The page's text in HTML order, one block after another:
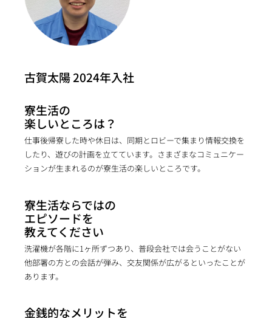
古賀太陽2024年入社
寮生活の
楽しいところは？
仕事後帰寮した時や休日は、同期とロビーで集まり情報交換を
したり、遊びの計画を立てています。さまざまなコミュニケー
ションが生まれるのが寮生活の楽しいところです。
寮生活ならではの
エピソードを
教えてください
洗濯機が各階に1ヶ所ずつあり、普段会社では会うことがない
他部署の方との会話が弾み、交友関係が広がるといったことが
あります。
金銭的なメリットを